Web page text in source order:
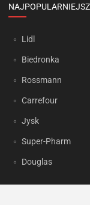
Lidl
Biedronka
Rossmann
Carrefour
Jysk
Super-Pharm
Douglas